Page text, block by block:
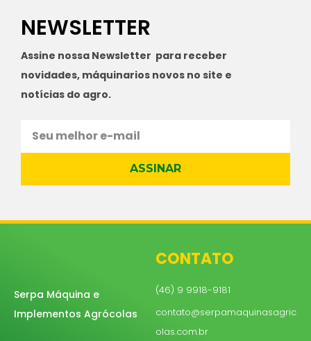
NEWSLETTER
Assine nossa Newsletter para receber
novidades, máquinarios novos no site e
notícias do agro.
ASSINAR
Serpa Máquina e
Implementos Agrócolas
CONTATO
(46) 9 9918-9181
contato@serpamaquinasagric
olas.com.br